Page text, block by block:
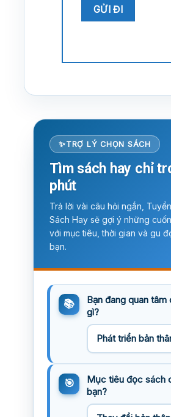
TRỢ LÝ CHỌN SÁCH
Tìm sách hay chỉ
phút
Trả lời vài câu hỏi ngắn,
Sách Hay sẽ gợi ý những
với mục tiêu, thời gian và gu
bạn.
Bạn đang quan tâm
gì?
Mục tiêu đọc sách
bạn?